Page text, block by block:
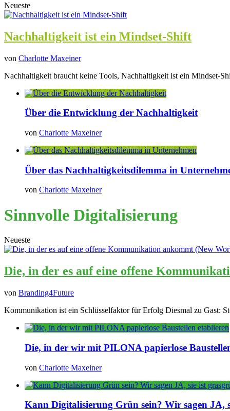
Neueste
Nachhaltigkeit ist ein Mindset-Shift
von Charlotte Maxeiner
Nachhaltigkeit braucht keine Tools, Nachhaltigkeit ist ein Mindset-
Über die Entwicklung der Nachhaltigkeit
von Charlotte Maxeiner
Über das Nachhaltigkeitsdilemma in
von Charlotte Maxeiner
Sinnvolle Digitalisierung
Neueste
Die, in der es auf eine offene
von Branding4Future
Kommunikation ist ein Schlüsselfaktor für Erfolg Diesmal zu Gast:
Die, in der wir mit PILONA papierlose
von Charlotte Maxeiner
Kann Digitalisierung Grün sein? Wir sagen JA,